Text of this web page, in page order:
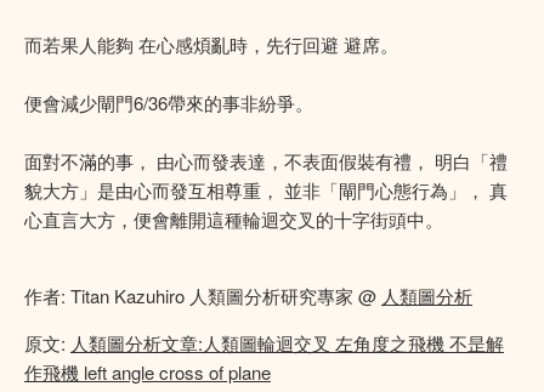
而若果人能夠 在心感煩亂時，先行回避 避席。
便會減少閘門6/36帶來的事非紛爭。
面對不滿的事， 由心而發表達，不表面假裝有禮， 明白「禮
貌大方」是由心而發互相尊重， 並非「閘門心態行為」， 真
心直言大方，便會離開這種輪迴交叉的十字街頭中。
作者: Titan Kazuhiro 人類圖分析研究專家 @ 人類圖分析
原文: 人類圖分析文章:人類圖輪迴交叉 左角度之飛機 不昰解
作飛機 left angle cross of plane